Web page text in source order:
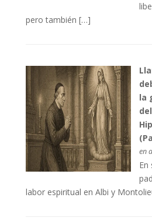
pero también […]
la
en
En
labor espiritual en Albi y